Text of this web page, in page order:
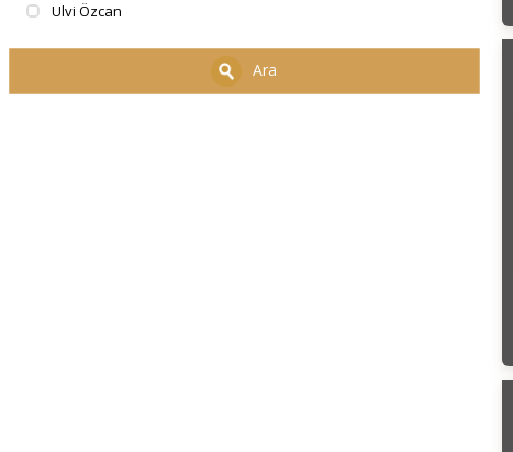
Ulvi Özcan
Ara